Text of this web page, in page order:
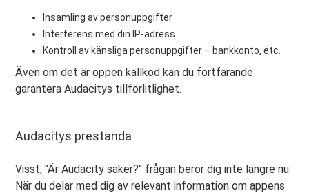
Insamling av personuppgifter
Interferens med din IP-adress
Kontroll av känsliga personuppgifter – bankkonto, etc.
Även om det är öppen källkod kan du fortfarande
garantera Audacitys tillförlitlighet.
Audacitys prestanda
Visst, "Är Audacity säker?" frågan berör dig inte längre nu.
När du delar med dig av relevant information om appens